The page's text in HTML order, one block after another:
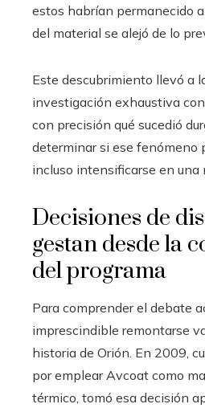
estos habrían permanecido
del material se alejó de lo
Este descubrimiento llevó a
investigación exhaustiva
con precisión qué sucedió
determinar si ese fenómeno
incluso intensificarse en una
Decisiones de
gestan desde la
del programa
Para comprender el debate
imprescindible remontarse
historia de Orión. En 2009,
por emplear Avcoat como
térmico, tomó esa decisión